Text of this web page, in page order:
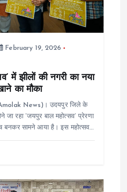
February 19, 2026
में झीलों की नगरी का नया
का मौका
News)। उदयपुर जिले के
जा रहा ‘जयपुर बाल महोत्सव’ प्रेरणा
बनकर सामने आया है। इस महोत्सव…